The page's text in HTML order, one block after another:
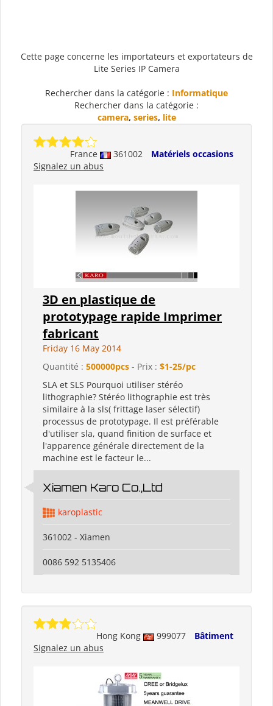
Cette page concerne les importateurs et exportateurs de
Lite Series IP Camera
Rechercher dans la catégorie : Informatique
Rechercher dans la catégorie :
camera, series, lite
France 361002
Matériels occasions
Signalez un abus
3D en plastique de
prototypage rapide Imprimer
fabricant
Friday 16 May 2014
Quantité : 500000pcs - Prix : $1-25/pc
SLA et SLS Pourquoi utiliser stéréo
lithographie? Stéréo lithographie est très
similaire à la sls( frittage laser sélectif)
processus de prototypage. Il est préférable
d'utiliser sla, quand finition de surface et
l'apparence générale directement de la
machine est le facteur le...
Xiamen Karo Co.,Ltd
karoplastic
361002 - Xiamen
0086 592 5135406
Hong Kong 999077
Bâtiment
Signalez un abus